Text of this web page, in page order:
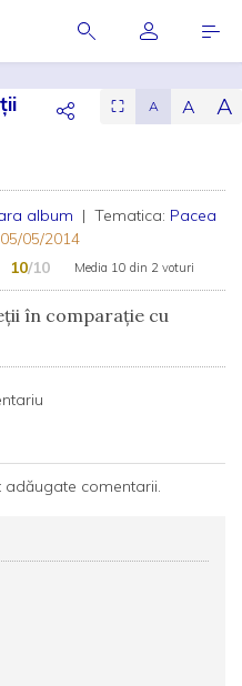
⛶ A A A
album | Tematica: Pacea
05/05/2014
10/10 Media 10 din 2 voturi
în comparaţie cu
adăugate comentarii.